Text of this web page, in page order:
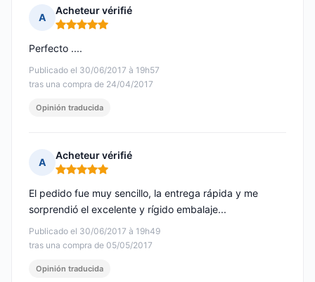
A
Acheteur vérifié
Nota: 5 de 5
Publicado el 30/06/2017 à 19h57
tras una compra de 24/04/2017
Perfecto ....
Opinión traducida
A
Acheteur vérifié
Nota: 5 de 5
Publicado el 30/06/2017 à 19h49
tras una compra de 05/05/2017
El pedido fue muy sencillo, la entrega rápida y me
sorprendió el excelente y rígido embalaje...
Opinión traducida